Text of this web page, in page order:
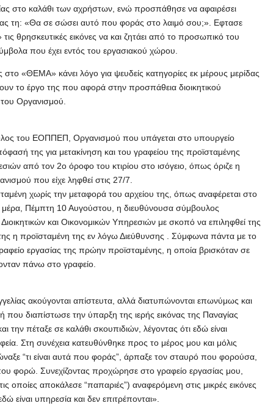
στο καλάθι των αχρήστων, ενώ προσπάθησε να αφαιρέσει
τη: «Θα σε σώσει αυτό που φοράς στο λαιμό σου;». Εφτασε
θρησκευτικές εικόνες να και ζητάει από το προσωπικό του
που έχει εντός του εργασιακού χώρου.
«ΘΕΜΑ» κάνει λόγο για ψευδείς κατηγορίες εκ μέρους μερίδας
το έργο της που αφορά στην προσπάθεια διοικητικού
Οργανισμού.
του ΕΟΠΠΕΠ, Οργανισμού που υπάγεται στο υπουργείο
της για μετακίνηση και του γραφείου της προϊσταμένης
από τον 2ο όροφο του κτιρίου στο ισόγειο, όπως όριζε η
που είχε ληφθεί στις 27/7.
χωρίς την μεταφορά του αρχείου της, όπως αναφέρεται στο
μέρα, Πέμπτη 10 Αυγούστου, η διευθύνουσα σύμβουλος
και Οικονομικών Υπηρεσιών με σκοπό να επιληφθεί της
η προϊσταμένη της εν λόγω Διεύθυνσης . Σύμφωνα πάντα με το
εργασίας της πρώην προϊσταμένης, η οποία βρισκόταν σε
πάνω στο γραφείο.
ακούγονται απίστευτα, αλλά διατυπώνονται επωνύμως και
διαπίστωσε την ύπαρξη της ιερής εικόνας της Παναγίας
πέταξε σε καλάθι σκουπιδιών, λέγοντας ότι εδώ είναι
Στη συνέχεια κατευθύνθηκε προς το μέρος μου και μόλις
“τι είναι αυτά που φοράς”, άρπαξε τον σταυρό που φορούσα,
φορώ. Συνεχίζοντας προχώρησε στο γραφείο εργασίας μου,
οποίες αποκάλεσε “παπαριές”) αναφερόμενη στις μικρές εικόνες
είναι υπηρεσία και δεν επιτρέπονται».